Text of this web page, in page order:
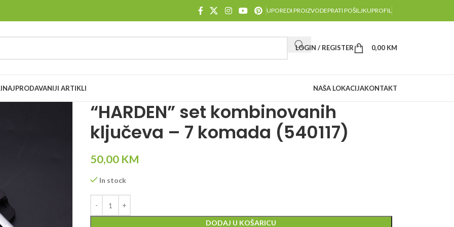
UPOREDI PROIZVODEPRATI POŠILJKUPROFIL
LOGIN / REGISTER 0,00 KM
NAJPRODAVANIJI ARTIKLI NAŠA LOKACIJAKONTAKT
“HARDEN” set kombinovanih
ključeva – 7 komada (540117)
50,00 KM
In stock
DODAJ U KOŠARICU